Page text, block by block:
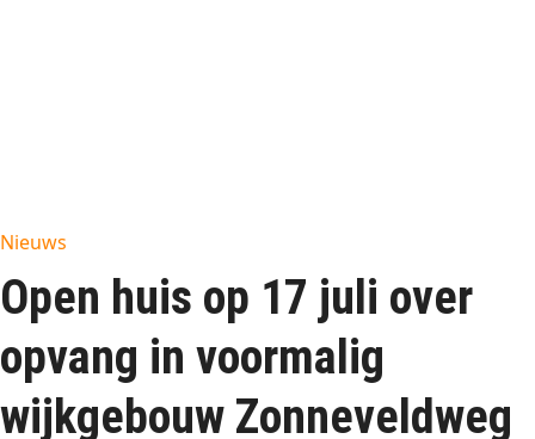
Nieuws
Open huis op 17 juli over
opvang in voormalig
wijkgebouw Zonneveldweg